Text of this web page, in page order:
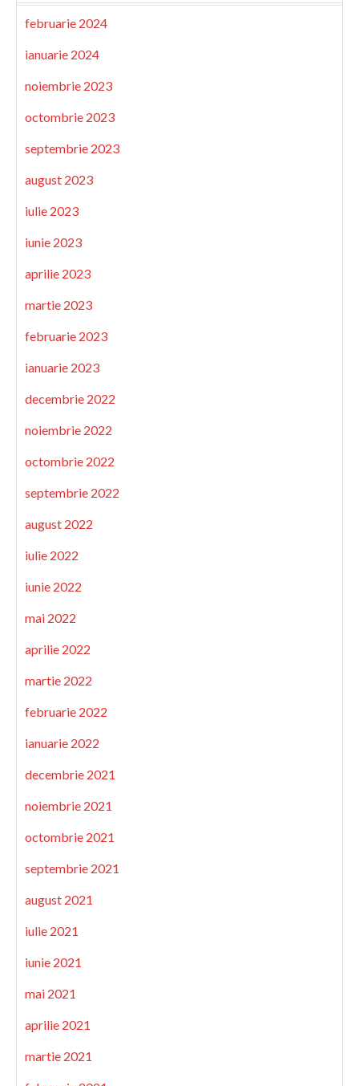
februarie 2024
ianuarie 2024
noiembrie 2023
octombrie 2023
septembrie 2023
august 2023
iulie 2023
iunie 2023
aprilie 2023
martie 2023
februarie 2023
ianuarie 2023
decembrie 2022
noiembrie 2022
octombrie 2022
septembrie 2022
august 2022
iulie 2022
iunie 2022
mai 2022
aprilie 2022
martie 2022
februarie 2022
ianuarie 2022
decembrie 2021
noiembrie 2021
octombrie 2021
septembrie 2021
august 2021
iulie 2021
iunie 2021
mai 2021
aprilie 2021
martie 2021